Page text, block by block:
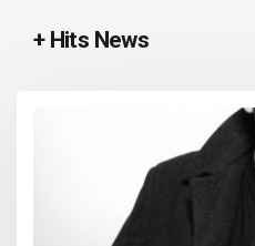
+ Hits News